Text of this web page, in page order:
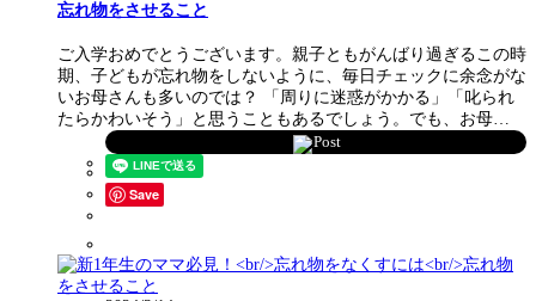
忘れ物をさせること
ご入学おめでとうございます。親子ともがんばり過ぎるこの時
期、子どもが忘れ物をしないように、毎日チェックに余念がな
いお母さんも多いのでは？ 「周りに迷惑がかかる」「叱られ
たらかわいそう」と思うこともあるでしょう。でも、お母…
Post
Save